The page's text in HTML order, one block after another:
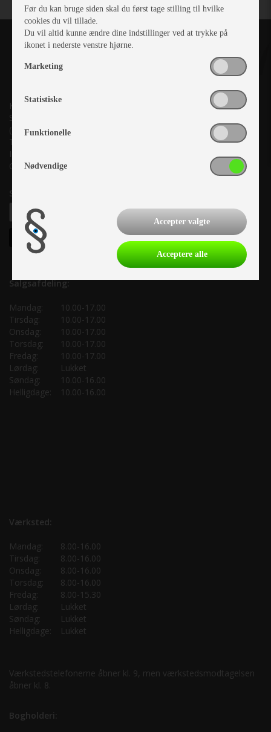
Kronjyllands Camping Center A/S
Suderholmen 10, 8960 Randers SØ
(Lige ud til Grenåvej)
Tlf. +45 87 10 98 70
Info@as-kcc.dk
CVR: 33 38 77 33
Samtykke til nyhedsbrev
Salgsafdeling:
Mandag:
10.00-17.00
Tirsdag:
10.00-17.00
Onsdag:
10.00-17.00
Torsdag:
10.00-17.00
Fredag:
10.00-17.00
Lørdag:
Lukket
Søndag:
10.00-16.00
Helligdage:
10.00-16.00
Værksted:
Mandag:
8.00-16.00
Tirsdag:
8.00-16.00
Onsdag:
8.00-16.00
Torsdag:
8.00-16.00
Fredag:
8.00-15.30
Lørdag:
Lukket
Søndag:
Lukket
Helligdage:
Lukket
Værkstedstelefonerne åbner kl. 9, men værkstedsmodtagelsen
åbner kl. 8.
Bogholderi:
Før du kan bruge siden skal du først tage stilling til hvilke
cookies du vil tillade.
Du vil altid kunne ændre dine indstillinger ved at trykke på
ikonet i nederste venstre hjørne.
Marketing
Statistiske
Funktionelle
Nødvendige
Accepter valgte
Acceptere alle